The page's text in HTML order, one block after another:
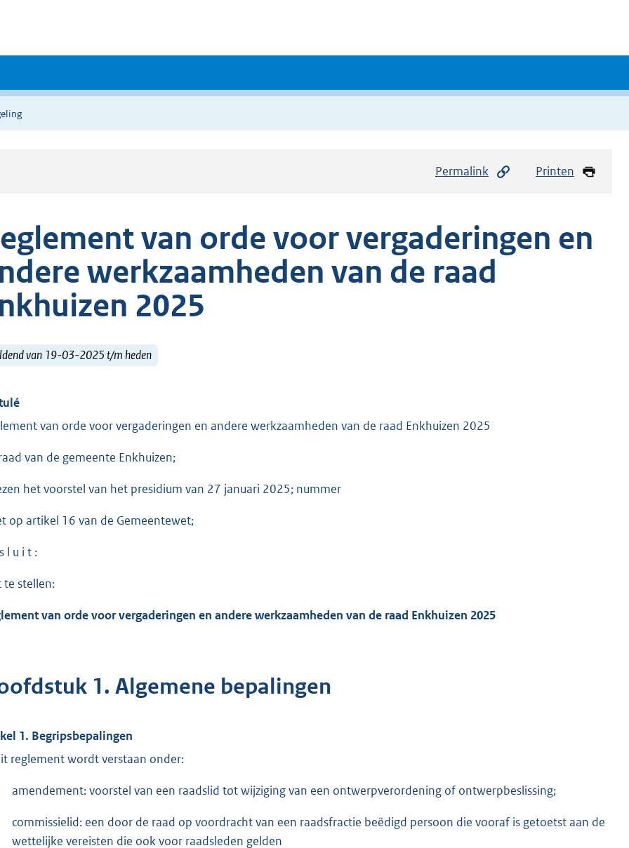
Permalink Printen
van orde voor vergaderingen en
werkzaamheden van de raad
2025
van 19-03-2025 t/m heden
van orde voor vergaderingen en andere werkzaamheden van de raad Enkhuizen 2025
van de gemeente Enkhuizen;
het voorstel van het presidium van 27 januari 2025; nummer
op artikel 16 van de Gemeentewet;
l u i t :
te stellen:
van orde voor vergaderingen en andere werkzaamheden van de raad Enkhuizen 2025
1. Algemene bepalingen
1. Begripsbepalingen
reglement wordt verstaan onder:
amendement: voorstel van een raadslid tot wijziging van een ontwerpverordening of ontwerpbeslissing;
commissielid: een door de raad op voordracht van een raadsfractie beëdigd persoon die vooraf is getoetst aan de
wettelijke vereisten die ook voor raadsleden gelden